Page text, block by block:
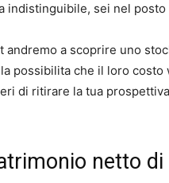
indistinguibile, sei nel
a scoprire uno
possibilita che il loro costo
di ritirare la tua
netto